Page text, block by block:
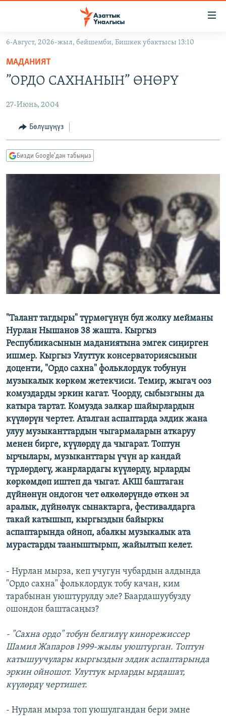
Навигацияга
өтүңүз
Издөөгө
салыңыз
КЫРГЫЗСТАН
САЯСАТ
ЭКОНОМИКА
ДҮЙНӨ
ДҮЙНӨ
БОРБОР АЗИЯ
УКРАИНА
АТАЙЫН ИЛИКТӨӨ
БҮГҮН АЗАТТЫКТА
БИЗ ЖАНА ДҮЙНӨ
ЭЖЕ-СИҢДИЛЕР
АЗАТТЫК+
ЫҢГАЙСЫЗ СУРООЛОР
ПОДКАСТ
ОНЛАЙН ШЕРИНЕ
6-Август, 2026-жыл, бейшемби, Бишкек убактысы 13:10
МАДАНИЯТ
”ОРДО САХНАНЫН” ӨНӨРҮ
27-Июнь, 2004
Бөлүшүңүз
Бизди Google'дан табыңыз
"Талант тагдыры" түрмөгүнүн бул жолку мейманы
Нурлан Нышанов 38 жашта. Кыргыз
Республикасынын маданиятына эмгек сиңирген
ишмер. Кыргыз Улуттук консерваториясынын
доценти, "Ордо сахна" фольклордук тобунун
музыкалык көркөм жетекчиси. Темир, жыгач ооз
комуздарды эркин кагат. Чоорду, сыбызгыны да
катыра тартат. Комузда залкар шайырлардын
күүлөрүн чертет. Аталган аспаптарда элдик жана
улуу музыканттардын чыгармаларын аткаруу
менен бирге, күүлөрдү да чыгарат. Топтун
ырчылары, музыканттары үчүн ар кандай
түрлөрдөгү, жанрлардагы күүлөрдү, ырларды
көркөмдөп иштеп да чыгат. АКШ баштаган
дүйнөнүн ондогон чет өлкөлөрүндө өткөн эл
аралык, дүйнөлүк сынактарга, фестивалдарга
такай катышып, кыргыздын байыркы
аспаптарында ойноп, абалкы музыкалык ата
мурастарды тааныштырып, жайылтып келет.
- Нурлан мырза, кеп учугун чубардын алдында
"Ордо сахна" фольклордук тобу качан, ким
тарабынан уюштурулду эле? Баардашуубузду
ошондон баштасаңыз?
- "Сахна ордо" тобун белгилүү кинорежиссер
Шамил Жапаров 1999-жылы уюштурган. Топтун
катышуучулары кыргыздын элдик аспаптарында
эркин ойношот. Улуттук ырларды ырдашат,
күүлөрдү чертишет.
- Нурлан мырза топ уюшулгандан бери эмне